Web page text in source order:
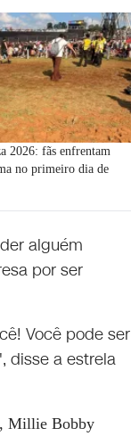
2026: fãs enfrentam
no primeiro dia de
alguém
por ser
Você pode ser
disse a estrela
Millie Bobby